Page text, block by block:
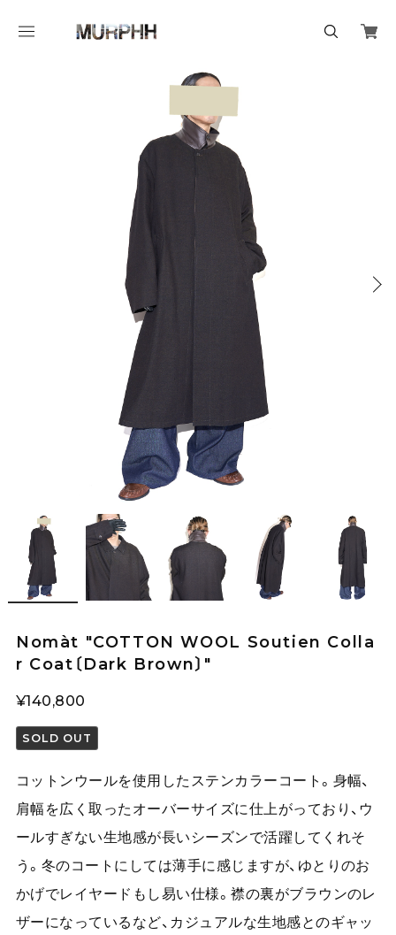
Nomàt "COTTON WOOL Soutien Colla
r Coat〔Dark Brown〕"
¥140,800
SOLD OUT
コットンウールを使用したステンカラーコート。身幅、
肩幅を広く取ったオーバーサイズに仕上がっており、ウ
ールすぎない生地感が長いシーズンで活躍してくれそ
う。冬のコートにしては薄手に感じますが、ゆとりのお
かげでレイヤードもし易い仕様。襟の裏がブラウンのレ
ザーになっているなど、カジュアルな生地感とのギャッ